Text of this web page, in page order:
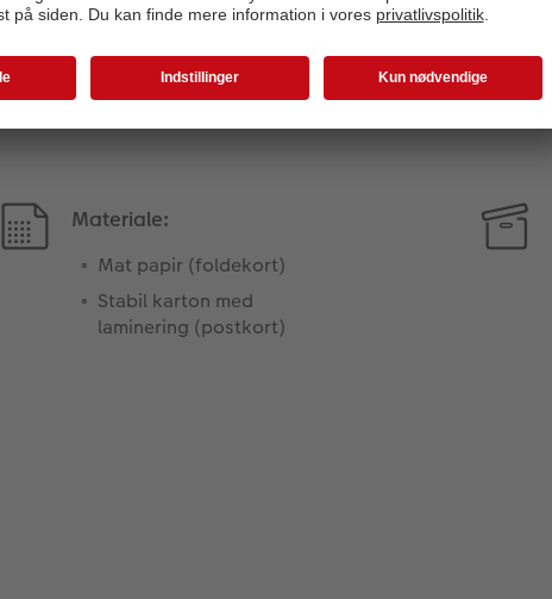
Produktinformation
Materiale:
Mat papir (foldekort)
Stabil karton med
laminering (postkort)